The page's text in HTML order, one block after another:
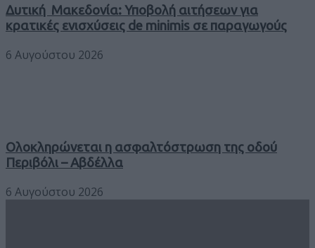
Δυτική Μακεδονία: Υποβολή αιτήσεων για
κρατικές ενισχύσεις de minimis σε παραγωγούς
6 Αυγούστου 2026
Ολοκληρώνεται η ασφαλτόστρωση της οδού
Περιβόλι – Αβδέλλα
6 Αυγούστου 2026